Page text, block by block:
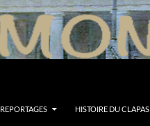
REPORTAGES HISTOIRE DU CLAPAS